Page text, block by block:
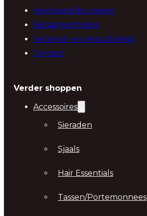
Veelgestelde vragen
Betaalmethodes
Verzend- en retourbeleid
Contact
Verder shoppen
Accessoires
Sieraden
Sjaals
Hair Essentials
Tassen/Portemonnees